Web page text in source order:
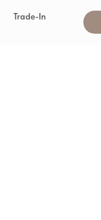
Trade-In